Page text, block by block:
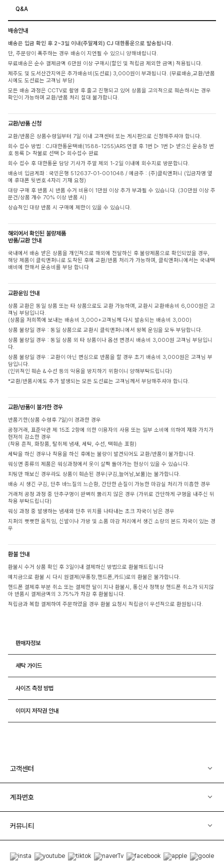
Q&A
배송안내
배송은 입금 확인 후 2~3일 이내(주말제외) CJ 대한통운으로 발송됩니다.
단, 주문량이 폭주하는 경우 배송이 지연될 수 있으니 양해바랍니다.
무료배송은 순수 결제금액 6만원 이상 구매시(할인 및 적립금 제외한 금액) 적용됩니다.
제주도 및 도서산간지역은 추가배송비(도선료) 3,000원이 부과됩니다. (무료배송,교환/반품
시에도 도선료는 고객님 부담)
모든 배송 과정은 CCTV로 촬영 후 출고 진행되고 있어 상품을 고의적으로 훼손하시는 경우
확인이 가능하며 교환/반품 처리 절대 불가합니다.
교환/반품 신청
교환/반품은 상품수령일부터 7일 이내 고객센터 또는 게시판으로 신청해주셔야 합니다.
회수 접수 방법 : CJ대한통운택배(1588-1255)ARS 연결 후 1번 ▷ 1번 ▷ 받으신 운송장 번
호 등록 ▷ 착불로 선택 ▷ 회수접수 완료
회수 접수 후 대한통운 담당 기사가 주말 제외 1-2일 이내에 회수지로 방문합니다.
배송비 입금계좌 : 국민은행 512637-01-001048 / 예금주 : (주)클릭앤퍼니 (입금자명 옆
에 휴대폰 뒷번호 4자리 기재 요청)
대량 구매 후 반품 시 반품 수거 비용이 1만원 이상 추가 부과될 수 있습니다. (30만원 이상 주
문건/상품 개수 70% 이상 반품 시)
상습적인 대량 반품 시 구매에 제한이 있을 수 있습니다.
해외에서 확인된 불량제품
반품/교환 안내
국내에서 배송 받은 상품을 개인적으로 해외에 전달하신 후 불량제품으로 확인되었을 경우,
해당 제품이 클릭앤퍼니로 도착된 후에 교환/반품 처리가 가능하며, 클릭앤퍼니에서는 국내택
배비에 한해서 운송비를 부담 합니다
교환운임 안내
상품 교환은 동일 상품 또는 타 상품으로도 교환 가능하며, 교환시 교환배송비 6,000원은 고
객님 부담입니다.
(상품을 저희쪽에 보내는 배송비 3,000+고객님께 다시 발송되는 배송비 3,000)
상품 불량일 경우 : 동일 상품으로 교환시 클릭앤퍼니에서 왕복 운임을 모두 부담합니다.
상품 불량일 경우 : 동일 상품 외 타 상품이나 옵션 변경시 배송비 3,000원 고객님 부담입니
다.
상품 불량일 경우 : 교환이 아닌 변심으로 반품을 할 경우 초기 배송비 3,000원은 고객님 부
담입니다.
(인위적인 훼손 & 수선 등의 악용을 방지하기 위함이니 양해부탁드립니다)
*교환/반품시에도 추가 발생되는 모든 도선료는 고객님께서 부담해주셔야 합니다.
교환/반품이 불가한 경우
반품기한(상품 수령후 7일)이 경과한 경우
공정거래, 표준약관 제 15조 2항에 의한 이용자의 사용 또는 일부 소비에 의하여 재화 가치가
현저히 감소한 경우
(착용 흔적, 화장품, 탈취제 냄새, 세탁, 수선, 택훼손 포함)
세탁을 하신 경우나 착용을 하신 후에는 불량이 발견되어도 교환/반품이 불가합니다.
워싱면 종류의 제품은 워싱과정에서 옷이 살짝 돌아가는 현상이 있을 수 있습니다.
피팅만 해보신 경우라도 상품이 훼손된 경우(구김,늘어남,보풀)는 불가합니다.
배송 시 생긴 구김, 단추 바느질의 느슨함, 간단한 손질이 가능한 마감실 처리가 미흡한 경우
거래처 공정 과정 중 단추구멍이 완벽히 뚫리지 않은 경우 (가위로 간단하게 구멍을 내주신 뒤
착용 부탁드립니다)
워싱 과정 중 발생하는 냄새와 단추 위치를 나타내는 초크 자국이 남은 경우
지퍼의 뻣뻣한 움직임, 신발이나 가방 및 소품 마감 처리에서 생긴 소량의 본드 자국이 있는 경
우
환불 안내
환불시 수거 상품 확인 후 3일이내 결제하신 방법으로 환불해드립니다
예치금으로 환불 시 다시 원결제(무통장,핸드폰,카드)로의 환불은 불가합니다.
핸드폰 결제후 부분 취소 또는 결제한 달이 지나 환불시, 통신사 정책상 핸드폰 취소가 되지않
아 반품시 결제금액의 3.75%가 차감 후 환불됩니다.
적립금과 복합 결제하여 주문하였을 경우 환불 요청시 적립금이 우선적으로 환원됩니다.
판매자정보
세탁 가이드
사이즈 측정 방법
이미지 저작권 안내
고객센터
계좌번호
커뮤니티